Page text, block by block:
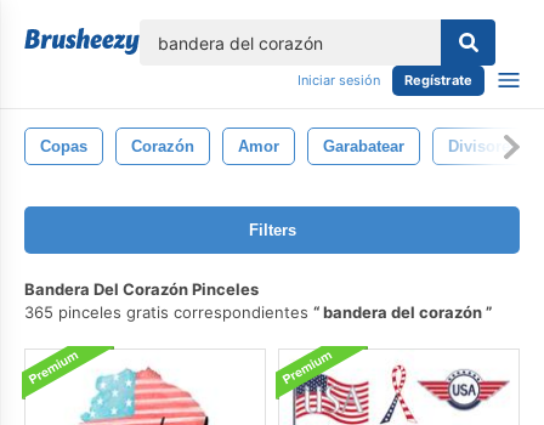
Iniciar sesión Regístrate
Copas Corazón Amor Garabatear Divisores
Filters
Bandera Del Corazón Pinceles
365 pinceles gratis correspondientes
bandera del corazón